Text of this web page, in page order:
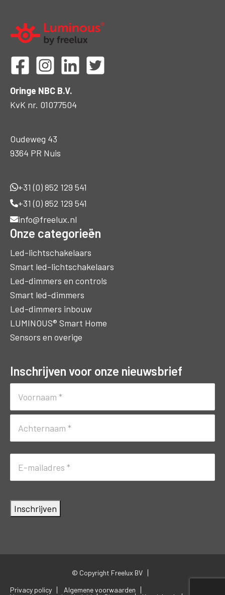
Oringe NBC B.V.
KvK nr. 01077504
Oudeweg 43
9364 PR Nuis
+31 (0) 852 129 541
+31 (0) 852 129 541
info@freelux.nl
Onze categorieën
Led-lichtschakelaars
Smart led-lichtschakelaars
Led-dimmers en controls
Smart led-dimmers
Led-dimmers inbouw
LUMINOUS® Smart Home
Sensors en overige
Inschrijven voor onze nieuwsbrief
mailadres (Vereist)
Inschrijven
© Copyright Freelux BV
Privacy policy
Algemene voorwaarden